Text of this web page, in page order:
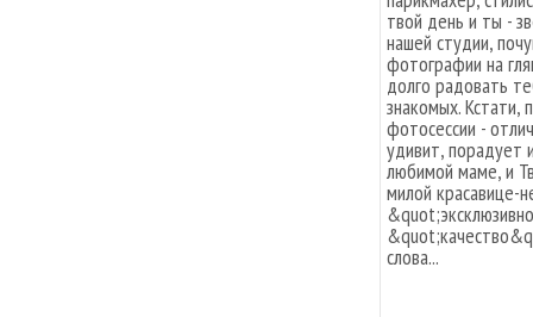
твой день и ты -
нашей студии,
фотографии на
долго радовать
знакомых.
фотосессии -
удивит, порадует
любимой маме, и
милой красавице-
слова...